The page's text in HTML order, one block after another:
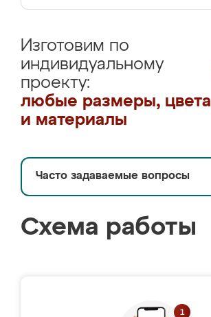
Изготовим по
индивидуальному
проекту:
любые размеры, цвета
и материалы
Часто задаваемые вопросы
Схема работы